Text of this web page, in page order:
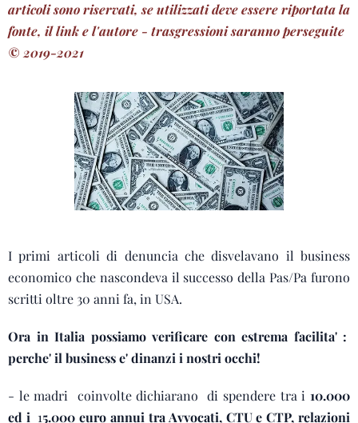
articoli sono riservati, se utilizzati deve essere riportata la
fonte, il link e l'autore - trasgressioni saranno perseguite
© 2019-2021
I primi articoli di denuncia che disvelavano il business
economico che nascondeva il successo della Pas/Pa furono
scritti oltre 30 anni fa, in USA.
Ora in Italia possiamo verificare con estrema facilita' :
perche' il business e' dinanzi i nostri occhi!
- le madri coinvolte dichiarano di spendere tra i 10.000
ed i 15.000 euro annui tra Avvocati, CTU e CTP, relazioni